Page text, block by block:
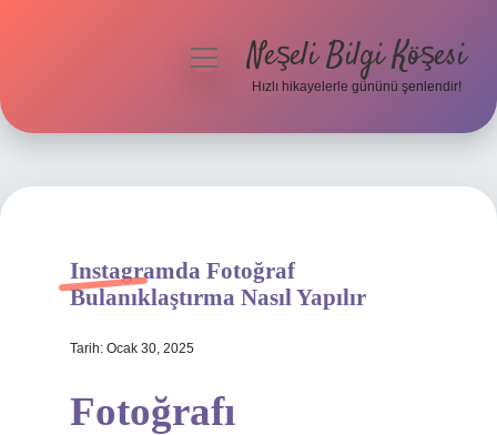
Hakkımızda
menüyüNeşeli Bilgi Köşesi
Hızlı hikayelerle gününü şenlendir!
Instagramda Fotoğraf
Bulanıklaştırma Nasıl Yapılır
Tarih: Ocak 30, 2025
Fotoğrafı